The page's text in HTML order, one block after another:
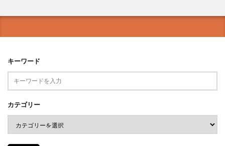
キーワード
カテゴリー